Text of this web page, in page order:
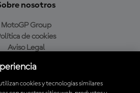
nosotros
MotoGP Group
de cookies
Aviso Legal
de compra
cookies y tecnologías similares